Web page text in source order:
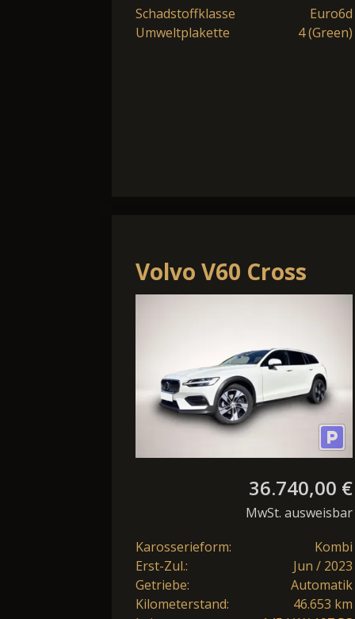
Schadstoffklasse
Euro6d
Umweltplakette
4 (Green)
Volvo V60 Cross
Country B4 AWD
ACC/SHZ/LH/CAM/
36.740,00 €
MwSt. ausweisbar
Karosserieform:
Kombi
Erst-Zul.:
Jun / 2023
Getriebe:
Automatik
Kilometerstand:
46.653 km